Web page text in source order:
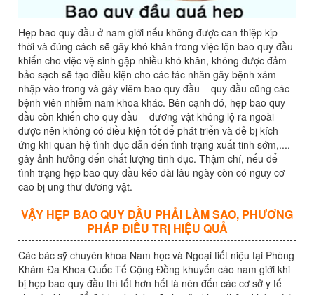
Hẹp bao quy đầu ở nam giới nếu không được can thiệp kịp
thời và đúng cách sẽ gây khó khăn trong việc lộn bao quy đầu
khiến cho việc vệ sinh gặp nhiều khó khăn, không được đảm
bảo sạch sẽ tạo điều kiện cho các tác nhân gây bệnh xâm
nhập vào trong và gây viêm bao quy đầu – quy đầu cũng các
bệnh viên nhiễm nam khoa khác. Bên cạnh đó, hẹp bao quy
đầu còn khiến cho quy đầu – dương vật không lộ ra ngoài
được nên không có điều kiện tốt để phát triển và dễ bị kích
ứng khi quan hệ tình dục dẫn đến tình trạng xuất tinh sớm,....
gây ảnh hưởng đến chất lượng tình dục. Thậm chí, nếu để
tình trạng hẹp bao quy đầu kéo dài lâu ngày còn có nguy cơ
cao bị ung thư dương vật.
VẬY HẸP BAO QUY ĐẦU PHẢI LÀM SAO, PHƯƠNG
PHÁP ĐIỀU TRỊ HIỆU QUẢ
Các bác sỹ chuyên khoa Nam học và Ngoại tiết niệu tại Phòng
Khám Đa Khoa Quốc Tế Cộng Đồng khuyến cáo nam giới khi
bị hẹp bao quy đầu thì tốt hơn hết là nên đến các cơ sở y tế